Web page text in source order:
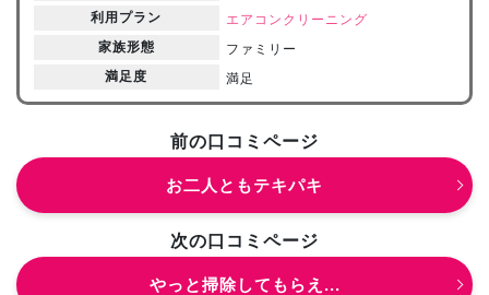
利用プラン
エアコンクリーニング
家族形態
ファミリー
満足度
満足
前の口コミページ
お二人ともテキパキ
次の口コミページ
やっと掃除してもらえ...